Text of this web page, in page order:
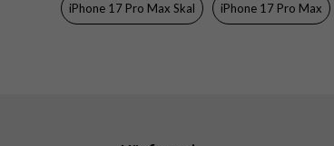
iPhone 17 Pro Max Skal iPhone 17 Pro Max